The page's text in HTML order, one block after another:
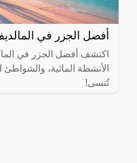
أفضل الجزر في
اكتشف أفضل الجزر في
الأنشطة المائية،
تُنسى!